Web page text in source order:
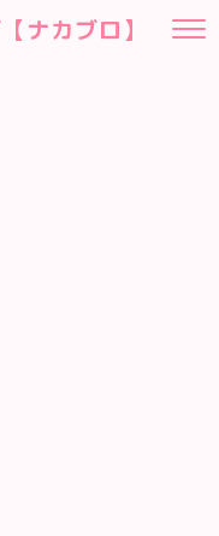
ナカブロ】